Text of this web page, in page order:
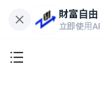
財富自由
立即使用